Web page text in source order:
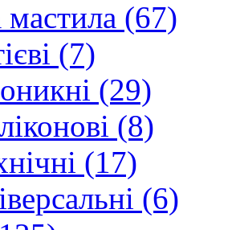
мастила (67)
(7)
(29)
(8)
(17)
(6)